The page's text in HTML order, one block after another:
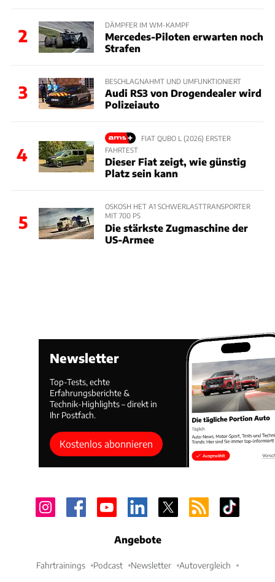
2
DÄMPFER IM WM-KAMPF
Mercedes-Piloten erwarten noch
Strafen
3
BESCHLAGNAHMT UND UMFUNKTIONIERT
Audi RS3 von Drogendealer wird
Polizeiauto
4
FIAT QUBO L (2026) ERSTER
FAHRTEST
Dieser Fiat zeigt, wie günstig
Platz sein kann
5
OSKOSH HET A1 SCHWERLASTTRANSPORTER
MIT 700 PS
Die stärkste Zugmaschine der
US-Armee
Newsletter
Top-Tests, echte
Erfahrungsberichte &
Technik-Highlights – direkt in
Ihr Postfach.
Kostenlos abonnieren
Angebote
Fahrtrainings Podcast Newsletter Autovergleich